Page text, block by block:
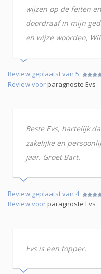
wijzen op de feiten
doordraaf in mijn
en wijze woorden,
Review geplaatst van 5
Review voorparagnoste Evs
Beste Evs, hartelijk
zakelijke en
jaar. Groet Bart.
Review geplaatst van 4
Review voorparagnoste Evs
Evs is een topper.